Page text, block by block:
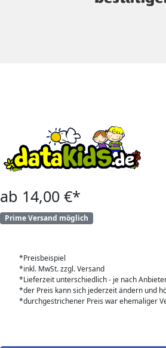
ab 14,00 €*
Prime Versand möglich
*Preisbeispiel
*inkl. MwSt. zzgl. Versand
*Lieferzeit unterschiedlich - je nach
*der Preis kann sich jederzeit ändern und
*durchgestrichener Preis war ehemaliger